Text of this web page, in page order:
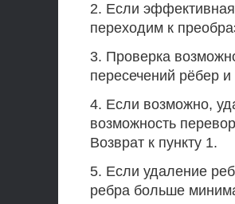
2. Если
переходим к
3. Проверка
пересечений рёбер
4. Если возможно,
возможность
Возврат к пункту 1.
5. Если удаление
ребра больше